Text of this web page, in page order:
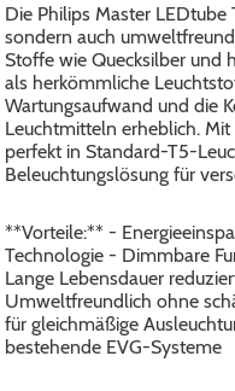
Die Philips Master
sondern auch
Stoffe wie Quecksilber und
als herkömmliche
Wartungsaufwand und die
Leuchtmitteln erheblich.
perfekt in Standard-T5-
Beleuchtungslösung für
**Vorteile:** -
Technologie - Dimmbare
Lange Lebensdauer
Umweltfreundlich ohne
für gleichmäßige
bestehende EVG-Systeme